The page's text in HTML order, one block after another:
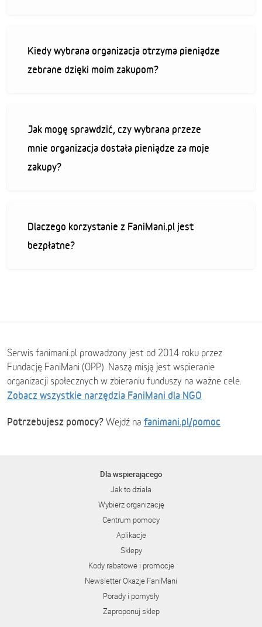
Kiedy wybrana organizacja otrzyma pieniądze
zebrane dzięki moim zakupom?
Jak mogę sprawdzić, czy wybrana przeze
mnie organizacja dostała pieniądze za moje
zakupy?
Dlaczego korzystanie z FaniMani.pl jest
bezpłatne?
Serwis fanimani.pl prowadzony jest od 2014 roku przez
Fundację FaniMani (OPP). Naszą misją jest wspieranie
organizacji społecznych w zbieraniu funduszy na ważne cele.
Zobacz wszystkie narzędzia FaniMani dla NGO
Potrzebujesz pomocy? Wejdź na fanimani.pl/pomoc
Dla wspierającego
Jak to działa
Wybierz organizację
Centrum pomocy
Aplikacje
Sklepy
Kody rabatowe i promocje
Newsletter Okazje FaniMani
Porady i pomysły
Zaproponuj sklep